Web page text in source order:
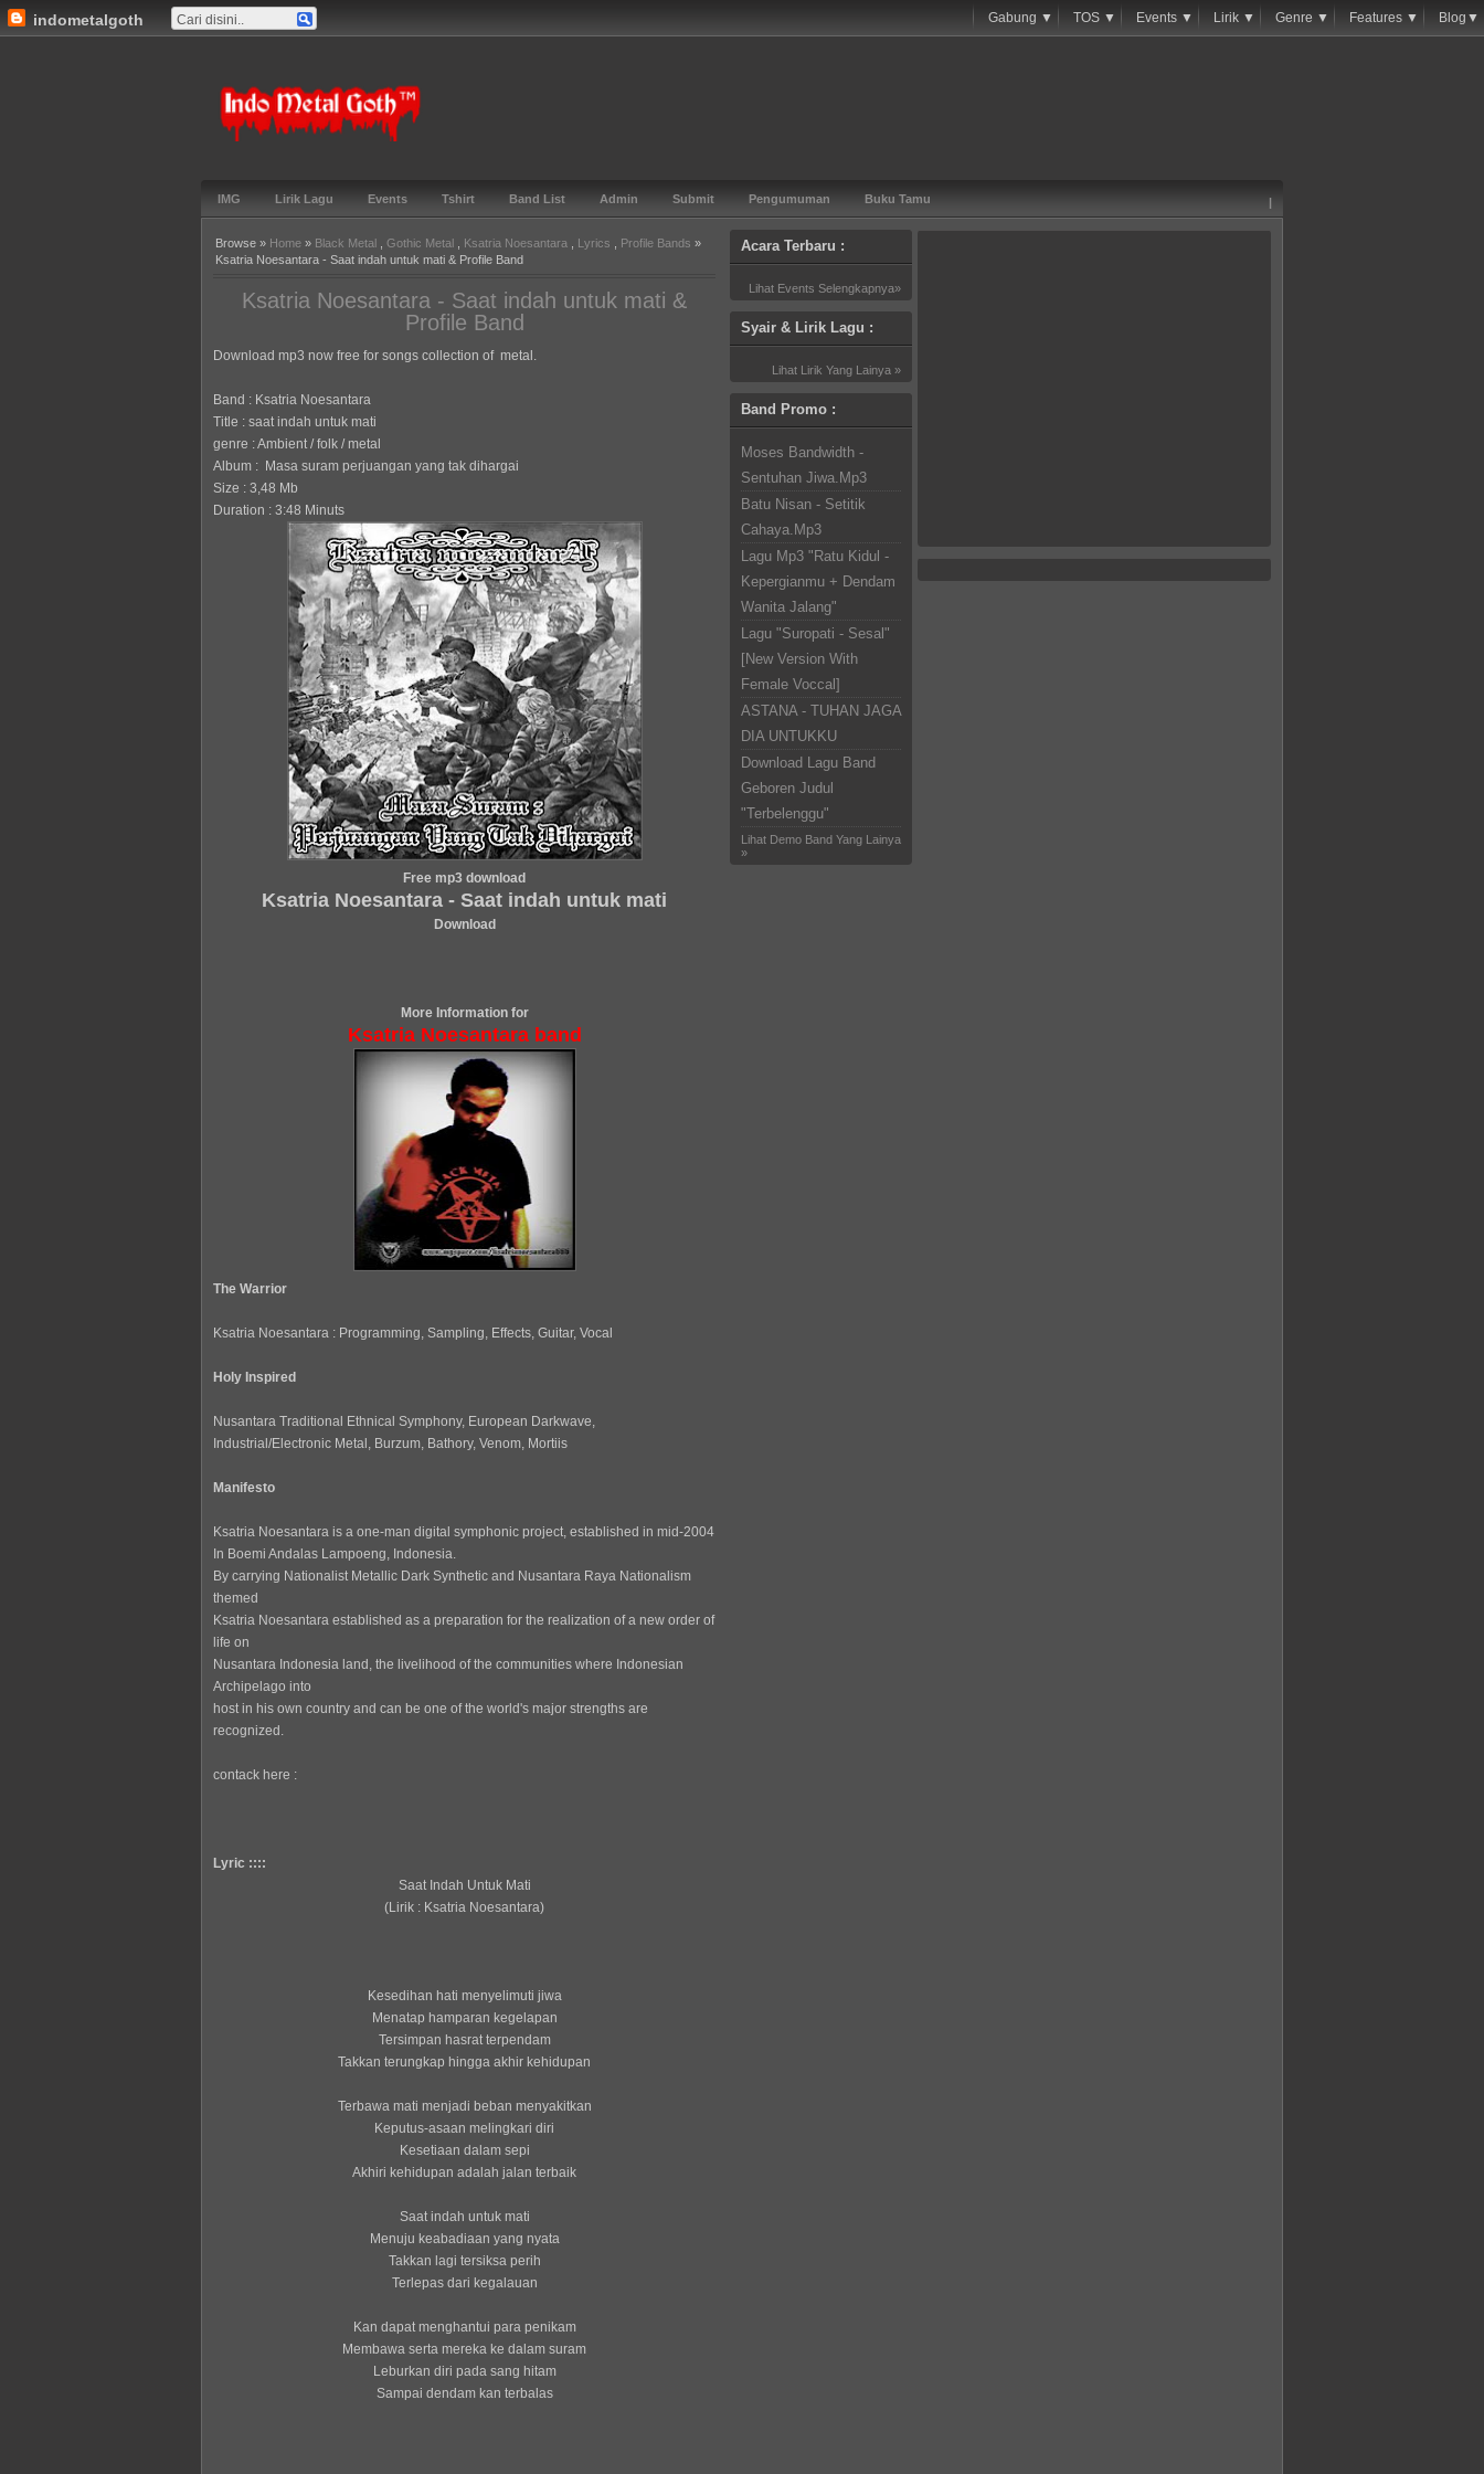
indometalgoth Gabung ▼ TOS ▼ Events ▼ Lirik ▼ Genre ▼ Features ▼ Blog▼
IMG Lirik Lagu Events Tshirt Band List Admin Submit Pengumuman Buku Tamu |
Browse » Home » Black Metal Gothic Metal Ksatria Noesantara Lyrics Profile Bands »
Ksatria Noesantara - Saat indah untuk mati & Profile Band
Ksatria Noesantara - Saat indah untuk mati &
Profile Band
Download mp3 now free for songs collection of metal.
Band : Ksatria Noesantara
Title : saat indah untuk mati
genre : Ambient / folk / metal
Album : Masa suram perjuangan yang tak dihargai
Size : 3,48 Mb
Duration : 3:48 Minuts
Free mp3 download
Ksatria Noesantara - Saat indah untuk mati
Download
More Information for
Ksatria Noesantara band
The Warrior
Ksatria Noesantara : Programming, Sampling, Effects, Guitar, Vocal
Holy Inspired
Nusantara Traditional Ethnical Symphony, European Darkwave,
Industrial/Electronic Metal, Burzum, Bathory, Venom, Mortiis
Manifesto
Ksatria Noesantara is a one-man digital symphonic project, established in mid-2004
In Boemi Andalas Lampoeng, Indonesia.
By carrying Nationalist Metallic Dark Synthetic and Nusantara Raya Nationalism
themed
Ksatria Noesantara established as a preparation for the realization of a new order of
life on
Nusantara Indonesia land, the livelihood of the communities where Indonesian
Archipelago into
host in his own country and can be one of the world's major strengths are
recognized.
contack here :
Lyric ::::
Saat Indah Untuk Mati
(Lirik : Ksatria Noesantara)
Kesedihan hati menyelimuti jiwa
Menatap hamparan kegelapan
Tersimpan hasrat terpendam
Takkan terungkap hingga akhir kehidupan
Terbawa mati menjadi beban menyakitkan
Keputus-asaan melingkari diri
Kesetiaan dalam sepi
Akhiri kehidupan adalah jalan terbaik
Saat indah untuk mati
Menuju keabadiaan yang nyata
Takkan lagi tersiksa perih
Terlepas dari kegalauan
Kan dapat menghantui para penikam
Membawa serta mereka ke dalam suram
Leburkan diri pada sang hitam
Sampai dendam kan terbalas
Acara Terbaru :
Lihat Events Selengkapnya»
Syair & Lirik Lagu :
Lihat Lirik Yang Lainya »
Band Promo :
Moses Bandwidth -
Sentuhan Jiwa.Mp3
Batu Nisan - Setitik
Cahaya.Mp3
Lagu Mp3 "Ratu Kidul -
Kepergianmu + Dendam
Wanita Jalang"
Lagu "Suropati - Sesal"
[New Version With
Female Voccal]
ASTANA - TUHAN JAGA
DIA UNTUKKU
Download Lagu Band
Geboren Judul
"Terbelenggu"
Lihat Demo Band Yang Lainya
»